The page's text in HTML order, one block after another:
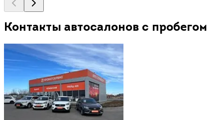
Контакты автосалонов с пробегом